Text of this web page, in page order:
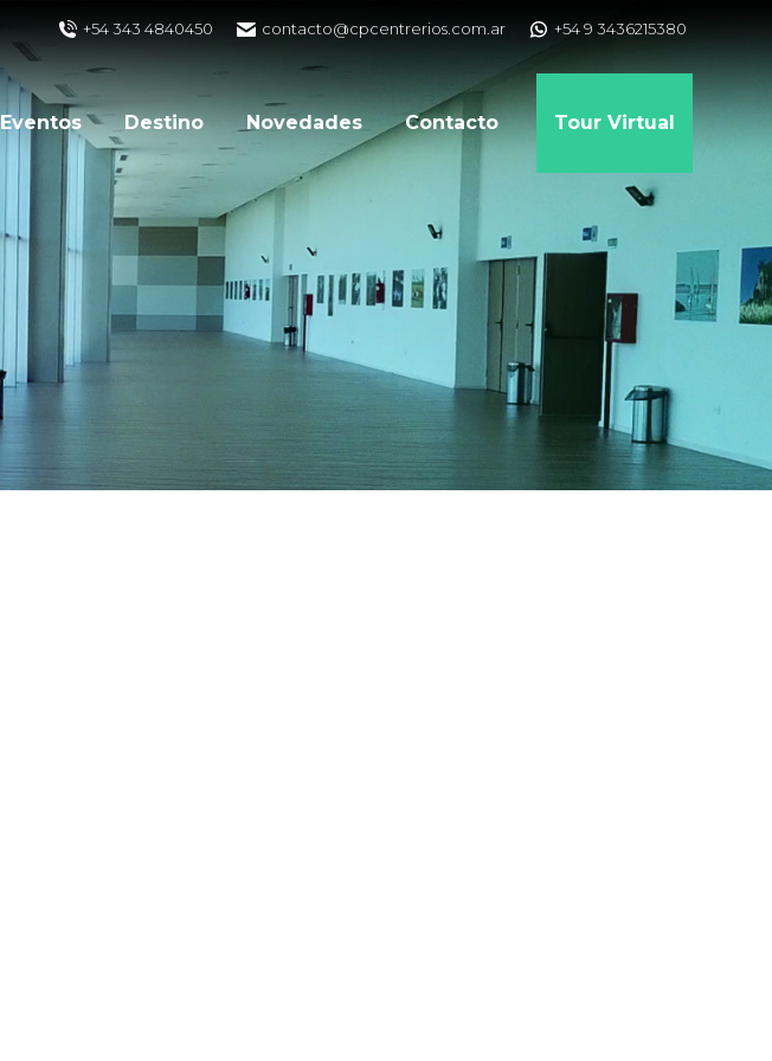
+54 343 4840450 contacto@cpcentrerios.com.ar +54 9 3436215380
Eventos Destino Novedades Contacto Tour Virtual